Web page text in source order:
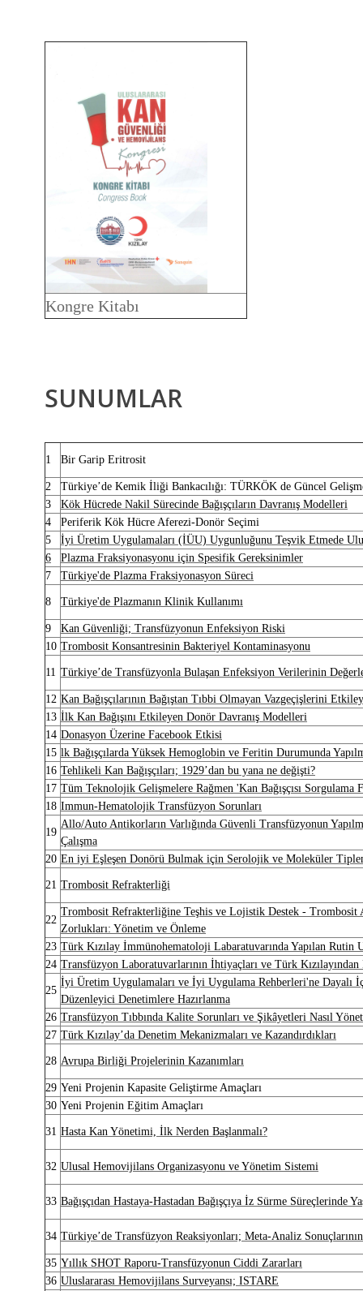
Kongre Kitabı
SUNUMLAR
1 Bir Garip Eritrosit
2
Türkiye’de Kemik İliği Bankacılığı: TÜRKÖK de Güncel
3
Kök Hücrede Nakil Sürecinde Bağışçıların Davranış Modelleri
4
Periferik Kök Hücre Aferezi-Donör Seçimi
5
İyi Üretim Uygulamaları (İÜU) Uygunluğunu Teşvik Etmede
6
Plazma Fraksiyonasyonu için Spesifik Gereksinimler
7
Türkiye'de Plazma Fraksiyonasyon Süreci
8 Türkiye'de Plazmanın Klinik Kullanımı
9
Kan Güvenliği; Transfüzyonun Enfeksiyon Riski
10 Trombosit Konsantresinin Bakteriyel Kontaminasyonu
11 Türkiye’de Transfüzyonla Bulaşan Enfeksiyon Verilerinin
12 Kan Bağışçılarının Bağıştan Tıbbi Olmayan Vazgeçişlerini
13 İlk Kan Bağışını Etkileyen Donör Davranış Modelleri
14 Donasyon Üzerine Facebook Etkisi
15 lk Bağışçılarda Yüksek Hemoglobin ve Feritin Durumunda
16 Tehlikeli Kan Bağışçıları; 1929’dan bu yana ne değişti?
17 Tüm Teknolojik Gelişmelere Rağmen 'Kan Bağışçısı Sorgulama
18 Immun-Hematolojik Transfüzyon Sorunları
19
Allo/Auto Antikorların Varlığında Güvenli Transfüzyonun
Çalışma
20 En iyi Eşleşen Donörü Bulmak için Serolojik ve Moleküler
21 Trombosit Refrakterliği
22
Trombosit Refrakterliğine Teşhis ve Lojistik Destek - Trombosit
Zorlukları: Yönetim ve Önleme
23 Türk Kızılay İmmünohematoloji Labaratuvarında Yapılan Rutin
24 Transfüzyon Laboratuvarlarının İhtiyaçları ve Türk
25
İyi Üretim Uygulamaları ve İyi Uygulama Rehberleri'ne Dayalı
Düzenleyici Denetimlere Hazırlanma
26 Transfüzyon Tıbbında Kalite Sorunları ve Şikâyetleri Nasıl
27 Türk Kızılay’da Denetim Mekanizmaları ve Kazandırdıkları
28 Avrupa Birliği Projelerinin Kazanımları
29 Yeni Projenin Kapasite Geliştirme Amaçları
30 Yeni Projenin Eğitim Amaçları
31 Hasta Kan Yönetimi, İlk Nerden Başlanmalı?
32 Ulusal Hemovijilans Organizasyonu ve Yönetim Sistemi
33 Bağışçıdan Hastaya-Hastadan Bağışçıya İz Sürme Süreçlerinde
34 Türkiye’de Transfüzyon Reaksiyonları; Meta-Analiz
35 Yıllık SHOT Raporu-Transfüzyonun Ciddi Zararları
36 Uluslararası Hemovijilans Surveyansı; ISTARE